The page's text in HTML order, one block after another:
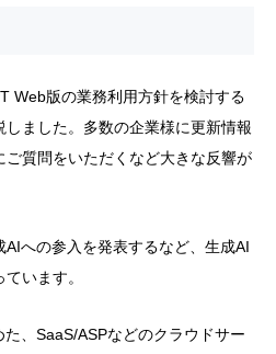
Web版の業務利用方針を検討する
ました。多数の企業様に更新情報
質問をいただくなど大きな反響が
への参入を発表するなど、生成AI
います。
、SaaS/ASPなどのクラウドサー